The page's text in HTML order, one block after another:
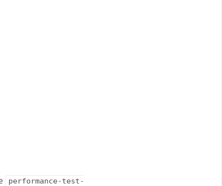
performance-test-